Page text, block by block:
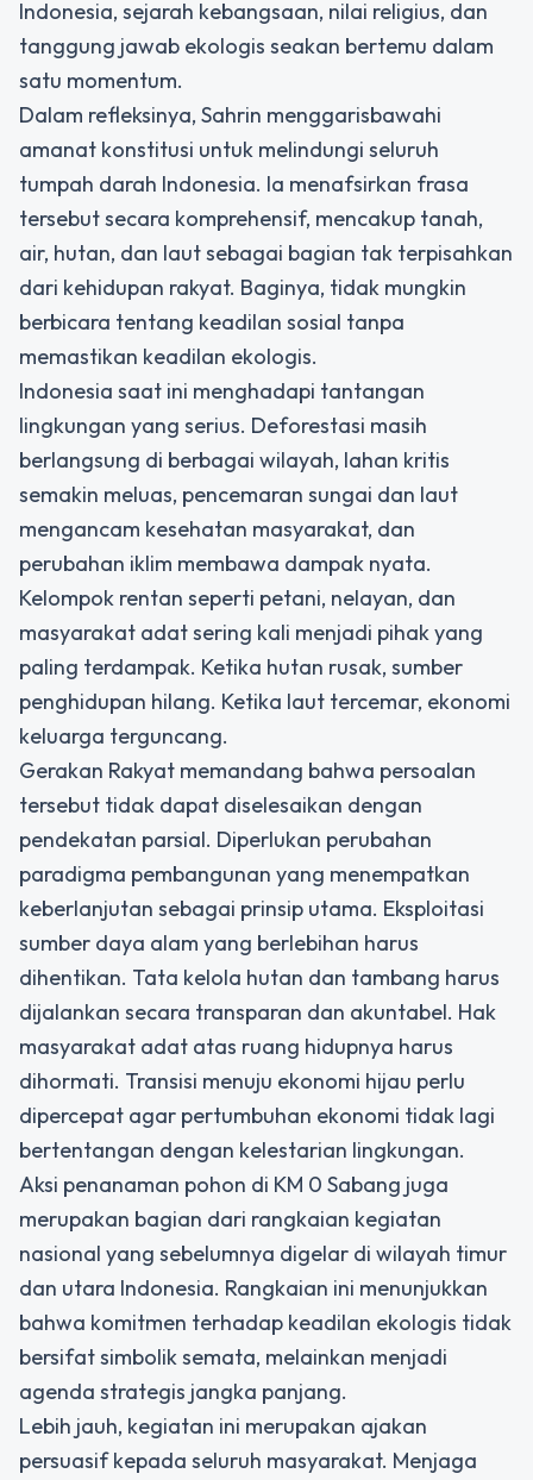
Indonesia, sejarah kebangsaan, nilai religius, dan
tanggung jawab ekologis seakan bertemu dalam
satu momentum.
Dalam refleksinya, Sahrin menggarisbawahi
amanat konstitusi untuk melindungi seluruh
tumpah darah Indonesia. Ia menafsirkan frasa
tersebut secara komprehensif, mencakup tanah,
air, hutan, dan laut sebagai bagian tak terpisahkan
dari kehidupan rakyat. Baginya, tidak mungkin
berbicara tentang keadilan sosial tanpa
memastikan keadilan ekologis.
Indonesia saat ini menghadapi tantangan
lingkungan yang serius. Deforestasi masih
berlangsung di berbagai wilayah, lahan kritis
semakin meluas, pencemaran sungai dan laut
mengancam kesehatan masyarakat, dan
perubahan iklim membawa dampak nyata.
Kelompok rentan seperti petani, nelayan, dan
masyarakat adat sering kali menjadi pihak yang
paling terdampak. Ketika hutan rusak, sumber
penghidupan hilang. Ketika laut tercemar, ekonomi
keluarga terguncang.
Gerakan Rakyat memandang bahwa persoalan
tersebut tidak dapat diselesaikan dengan
pendekatan parsial. Diperlukan perubahan
paradigma pembangunan yang menempatkan
keberlanjutan sebagai prinsip utama. Eksploitasi
sumber daya alam yang berlebihan harus
dihentikan. Tata kelola hutan dan tambang harus
dijalankan secara transparan dan akuntabel. Hak
masyarakat adat atas ruang hidupnya harus
dihormati. Transisi menuju ekonomi hijau perlu
dipercepat agar pertumbuhan ekonomi tidak lagi
bertentangan dengan kelestarian lingkungan.
Aksi penanaman pohon di KM 0 Sabang juga
merupakan bagian dari rangkaian kegiatan
nasional yang sebelumnya digelar di wilayah timur
dan utara Indonesia. Rangkaian ini menunjukkan
bahwa komitmen terhadap keadilan ekologis tidak
bersifat simbolik semata, melainkan menjadi
agenda strategis jangka panjang.
Lebih jauh, kegiatan ini merupakan ajakan
persuasif kepada seluruh masyarakat. Menjaga